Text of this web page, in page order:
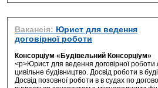
Вакансія: Юрист для ведення
договірної роботи
Консорціум «Будівельний Консорціум»
<p>Юрист для ведення договірної роботи
цивільне будівництво. Досвід роботи в
Досвід позовної роботи в в судах по